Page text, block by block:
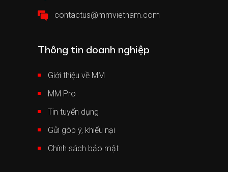
contactus@mmvietnam.com
Thông tin doanh nghiệp
Giới thiệu về MM
MM Pro
Tin tuyển dụng
Gửi góp ý, khiếu nại
Chính sách bảo mật